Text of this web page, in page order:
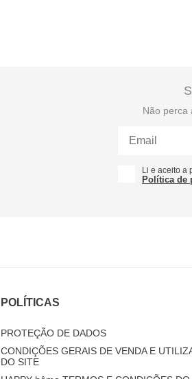
Não perca
Li e aceito a
Política de
POLÍTICAS
PROTEÇÃO DE DADOS
CONDIÇÕES GERAIS DE VENDA E
DO SITE